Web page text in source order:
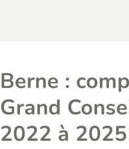
Berne :
Grand
2022 à 2025